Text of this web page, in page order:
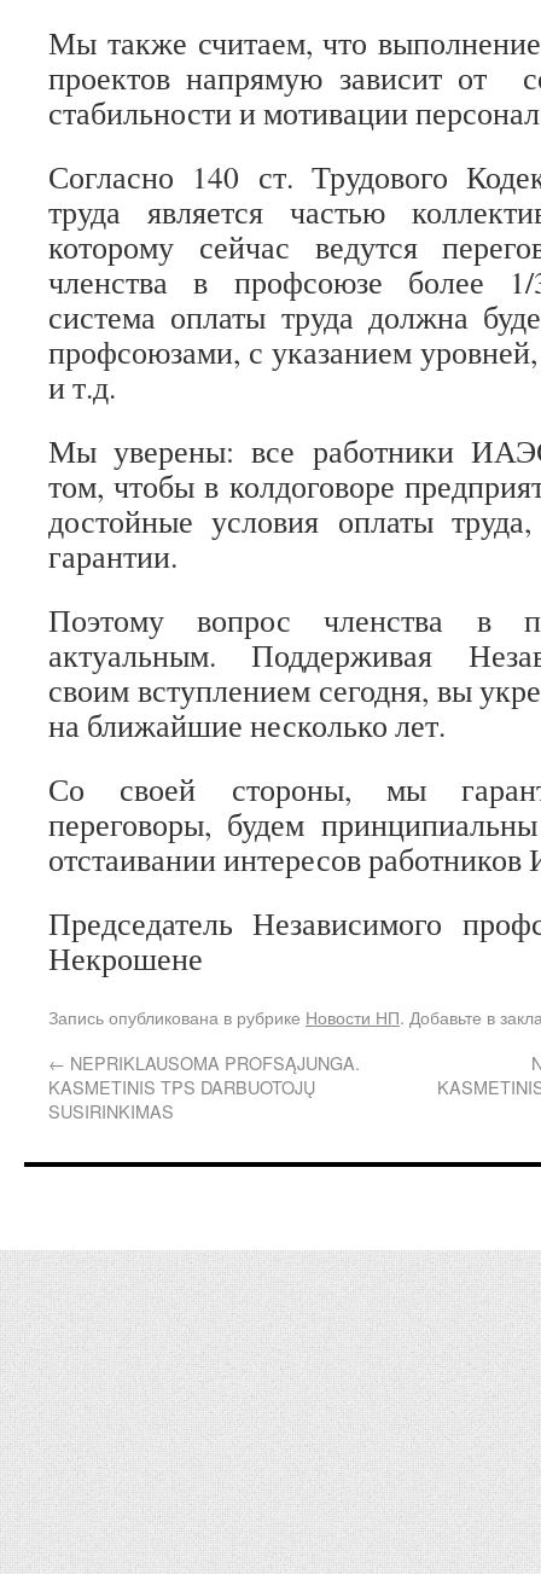
Мы также считаем, что
проектов напрямую зависит от
стабильности и мотивации
Согласно 140 ст. Трудового
труда является частью
которому сейчас ведутся
членства в профсоюзе более 1/
система оплаты труда должна
профсоюзами, с указанием
и т.д.
Мы уверены: все работники
том, чтобы в колдоговоре
достойные условия оплаты
гарантии.
Поэтому вопрос членства в
актуальным. Поддерживая
своим вступлением сегодня, вы
на ближайшие несколько лет.
Со своей стороны, мы
переговоры, будем
отстаивании интересов
Председатель Независимого
Некрошене
Запись опубликована в рубрике Новости НП. Добавьте в
← NEPRIKLAUSOMA PROFSĄJUNGA.
KASMETINIS TPS DARBUOTOJŲ
SUSIRINKIMAS